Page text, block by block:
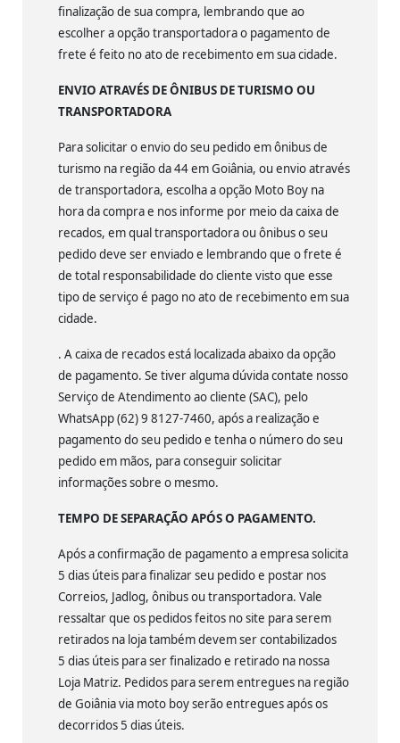
finalização de sua compra, lembrando que ao
escolher a opção transportadora o pagamento de
frete é feito no ato de recebimento em sua cidade.
ENVIO ATRAVÉS DE ÔNIBUS DE TURISMO OU
TRANSPORTADORA
Para solicitar o envio do seu pedido em ônibus de
turismo na região da 44 em Goiânia, ou envio através
de transportadora, escolha a opção Moto Boy na
hora da compra e nos informe por meio da caixa de
recados, em qual transportadora ou ônibus o seu
pedido deve ser enviado e lembrando que o frete é
de total responsabilidade do cliente visto que esse
tipo de serviço é pago no ato de recebimento em sua
cidade.
. A caixa de recados está localizada abaixo da opção
de pagamento. Se tiver alguma dúvida contate nosso
Serviço de Atendimento ao cliente (SAC), pelo
WhatsApp (62) 9 8127-7460, após a realização e
pagamento do seu pedido e tenha o número do seu
pedido em mãos, para conseguir solicitar
informações sobre o mesmo.
TEMPO DE SEPARAÇÃO APÓS O PAGAMENTO.
Após a confirmação de pagamento a empresa solicita
5 dias úteis para finalizar seu pedido e postar nos
Correios, Jadlog, ônibus ou transportadora. Vale
ressaltar que os pedidos feitos no site para serem
retirados na loja também devem ser contabilizados
5 dias úteis para ser finalizado e retirado na nossa
Loja Matriz. Pedidos para serem entregues na região
de Goiânia via moto boy serão entregues após os
decorridos 5 dias úteis.